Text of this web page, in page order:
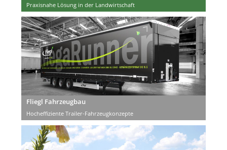
Praxisnahe Lösung in der Landwirtschaft
Fliegl Fahrzeugbau
Hocheffiziente Trailer-Fahrzeugkonzepte